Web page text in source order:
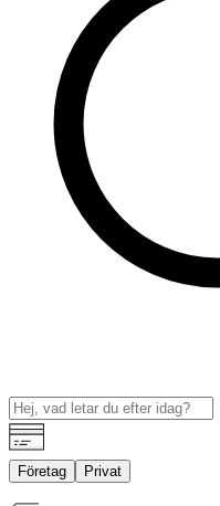
Företag Privat